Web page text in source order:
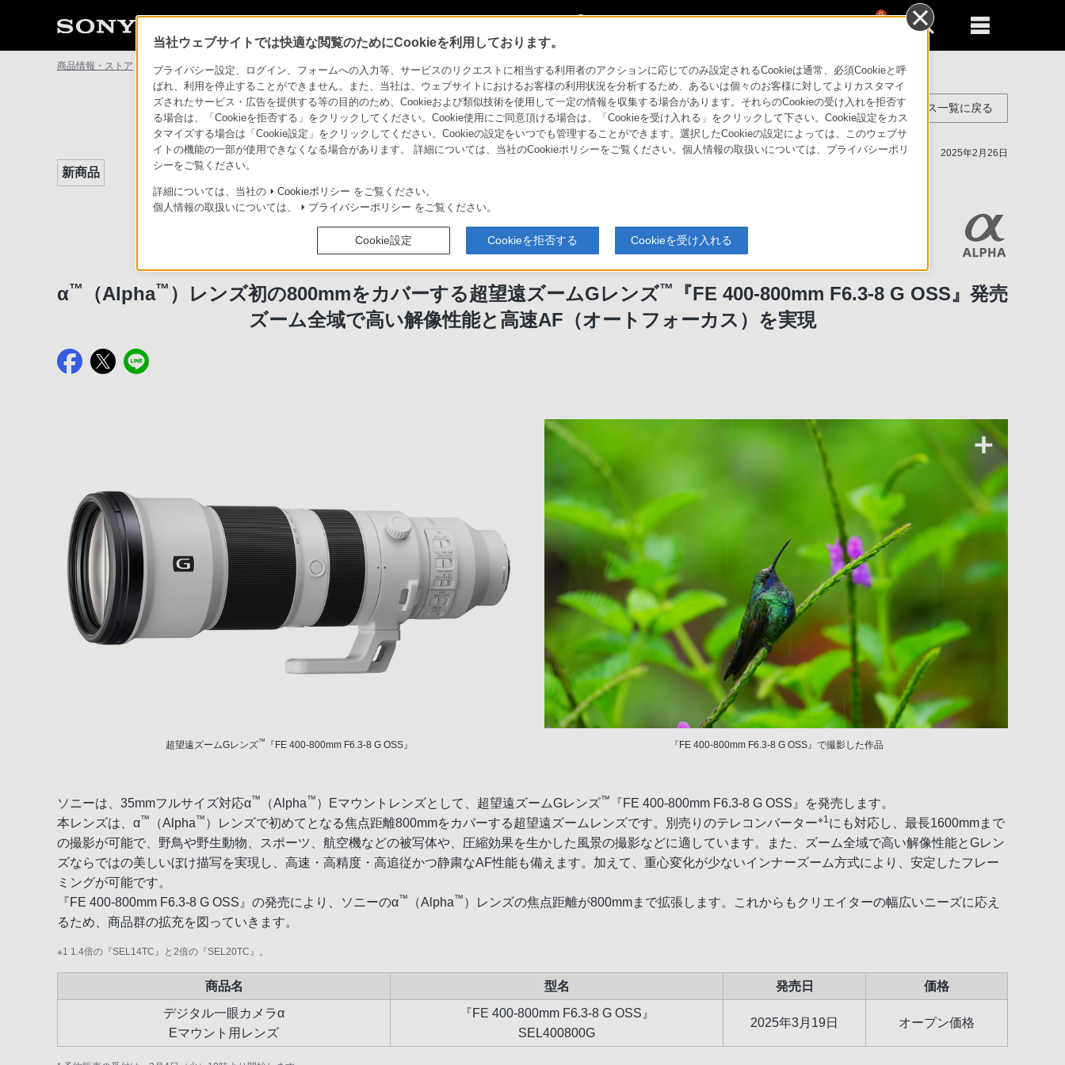
0
商品情報・ストア ニュースリリース一覧 α（TM）レンズ初の800mmをカバーする超望遠ズームGレンズ（TM）『FE 400-800mm F6.3-8 G OSS』発売
ニュースリリース一覧に戻る
2025年2月26日
新商品
α™ （Alpha™ ）レンズ初の800mmをカバーする超望遠ズームGレンズ™
『FE 400-800mm F6.3-8 G OSS』発売
ズーム全域で高い解像性能と高速AF（オートフォーカス）を実現
超望遠ズームGレンズ™ 『FE 400-800mm F6.3-8 G OSS』 『FE 400-800mm F6.3-8 G OSS』で撮影した作品
ソニーは、35mmフルサイズ対応α™ （Alpha™ ）Eマウントレンズとして、超望遠ズームGレンズ™
『FE 400-800mm F6.3-8 G OSS』を発売します。
本レンズは、α™ （Alpha™ ）レンズで初めてとなる焦点距離800mmをカバーする超望遠ズームレンズです。別売りのテレコンバーター※1 にも対応し、最長1600mmまで
の撮影が可能で、野鳥や野生動物、スポーツ、航空機などの被写体や、圧縮効果を生かした風景の撮影などに適しています。また、ズーム全域で高い解像性能とGレン
ズならではの美しいぼけ描写を実現し、高速・高精度・高追従かつ静粛なAF性能も備えます。加えて、重心変化が少ないインナーズーム方式により、安定したフレー
ミングが可能です。
『FE 400-800mm F6.3-8 G OSS』の発売により、ソニーのα™ （Alpha™ ）レンズの焦点距離が800mmまで拡張します。これからもクリエイターの幅広いニーズに応え
るため、商品群の拡充を図っていきます。
※1 1.4倍の『SEL14TC』と2倍の『SEL20TC』。
商品名 型名 発売日
価格
デジタル一眼カメラα
Eマウント用レンズ
『FE 400-800mm F6.3-8 G OSS』
SEL400800G
2025年3月19日 オープン価格
当社ウェブサイトでは快適な閲覧のためにCookieを利用しております。
プライバシー設定、ログイン、フォームへの入力等、サービスのリクエストに相当する利用者のアクションに応じてのみ設定されるCookieは通常、必須Cookieと呼
ばれ、利用を停止することができません。また、当社は、ウェブサイトにおけるお客様の利用状況を分析するため、あるいは個々のお客様に対してよりカスタマイ
ズされたサービス・広告を提供する等の目的のため、Cookieおよび類似技術を使用して一定の情報を収集する場合があります。それらのCookieの受け入れを拒否す
る場合は、「Cookieを拒否する」をクリックしてください。Cookie使用にご同意頂ける場合は、「Cookieを受け入れる」をクリックして下さい。Cookie設定をカス
タマイズする場合は「Cookie設定」をクリックしてください。Cookieの設定をいつでも管理することができます。選択したCookieの設定によっては、このウェブサ
イトの機能の一部が使用できなくなる場合があります。 詳細については、当社のCookieポリシーをご覧ください。個人情報の取扱いについては、プライバシーポリ
シーをご覧ください。
詳細については、当社の Cookieポリシー をご覧ください。
個人情報の取扱いについては、
プライバシーポリシー をご覧ください。
Cookie設定 Cookieを拒否する Cookieを受け入れる